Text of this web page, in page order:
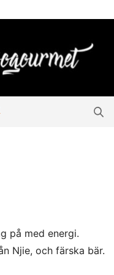
på med energi.
Njie, och färska bär.